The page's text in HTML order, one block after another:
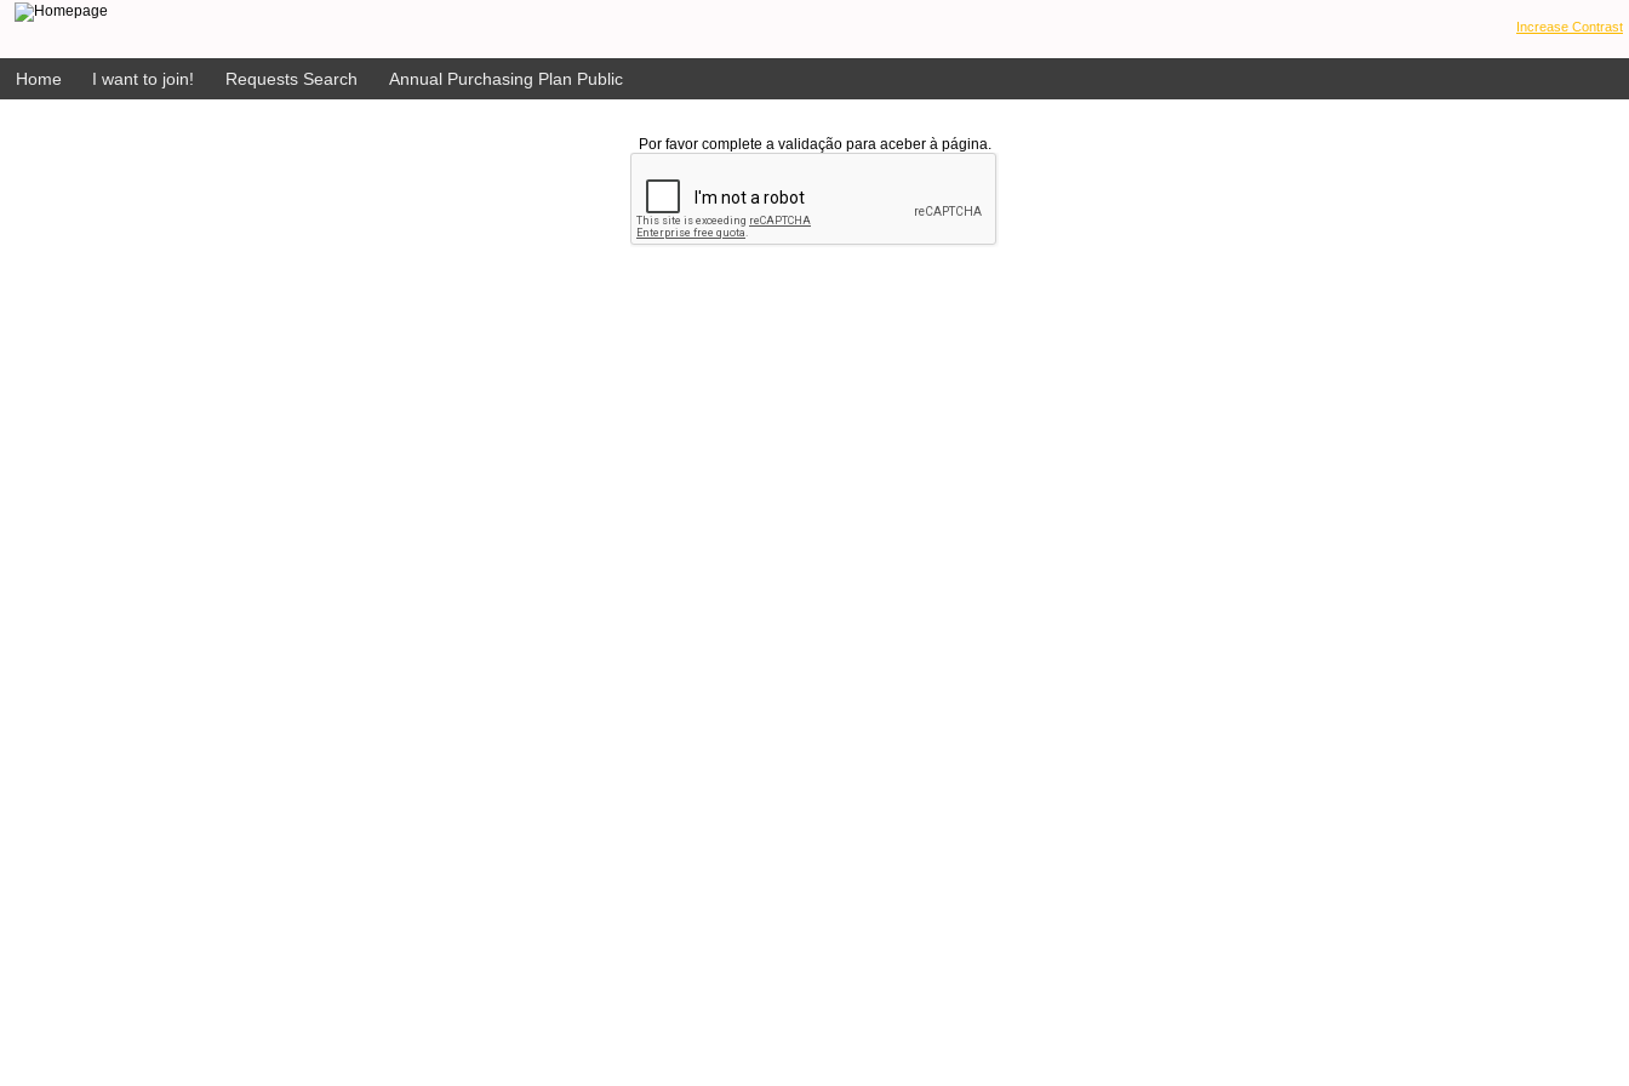
Increase Contrast
Home I want to join! Requests Search Annual Purchasing Plan Public
Por favor complete a validação para aceber à página.